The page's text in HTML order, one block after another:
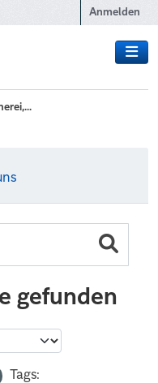
Anmelden
gefunden
Tags: